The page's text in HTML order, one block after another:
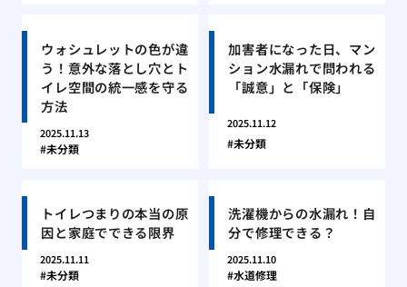
ウォシュレットの色が違
う！意外な落とし穴とト
イレ空間の統一感を守る
方法
2025.11.13
未分類
加害者になった日、マン
ション水漏れで問われる
「誠意」と「保険」
2025.11.12
未分類
トイレつまりの本当の原
因と家庭でできる限界
2025.11.11
未分類
洗濯機からの水漏れ！自
分で修理できる？
2025.11.10
水道修理